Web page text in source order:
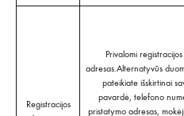
Registracijos
Privalomi
adresas.Alternatyvūs
pateikiate išskirtinai
pavardė, telefono
pristatymo adresas,